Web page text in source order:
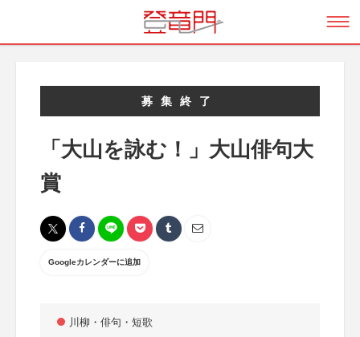
募集終了
「大山を詠む！」大山俳句大
賞
Googleカレンダーに追加
川柳・俳句・短歌